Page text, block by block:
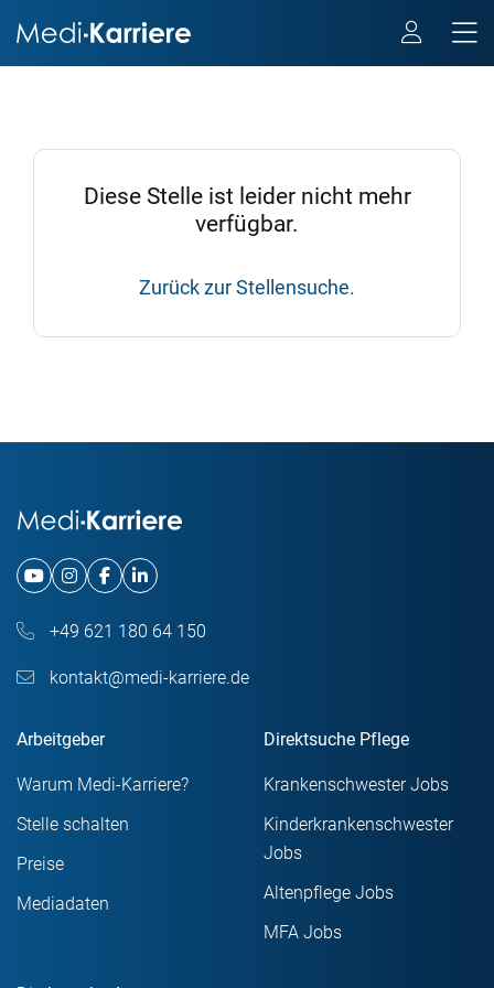
Diese Stelle ist leider nicht mehr
verfügbar.
Zurück zur Stellensuche.
+49 621 180 64 150
kontakt@medi-karriere.de
Arbeitgeber
Warum Medi-Karriere?
Stelle schalten
Preise
Mediadaten
Direktsuche Pflege
Krankenschwester Jobs
Kinderkrankenschwester
Jobs
Altenpflege Jobs
MFA Jobs